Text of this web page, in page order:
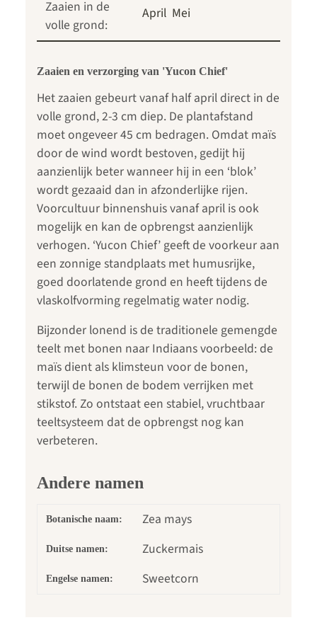
Zaaien in de
volle grond:
April Mei
Zaaien en verzorging van 'Yucon Chief'
Het zaaien gebeurt vanaf half april direct in de
volle grond, 2-3 cm diep. De plantafstand
moet ongeveer 45 cm bedragen. Omdat maïs
door de wind wordt bestoven, gedijt hij
aanzienlijk beter wanneer hij in een ‘blok’
wordt gezaaid dan in afzonderlijke rijen.
Voorcultuur binnenshuis vanaf april is ook
mogelijk en kan de opbrengst aanzienlijk
verhogen. ‘Yucon Chief’ geeft de voorkeur aan
een zonnige standplaats met humusrijke,
goed doorlatende grond en heeft tijdens de
vlaskolfvorming regelmatig water nodig.
Bijzonder lonend is de traditionele gemengde
teelt met bonen naar Indiaans voorbeeld: de
maïs dient als klimsteun voor de bonen,
terwijl de bonen de bodem verrijken met
stikstof. Zo ontstaat een stabiel, vruchtbaar
teeltsysteem dat de opbrengst nog kan
verbeteren.
Andere namen
Botanische naam: Zea mays
Duitse namen: Zuckermais
Engelse namen: Sweetcorn